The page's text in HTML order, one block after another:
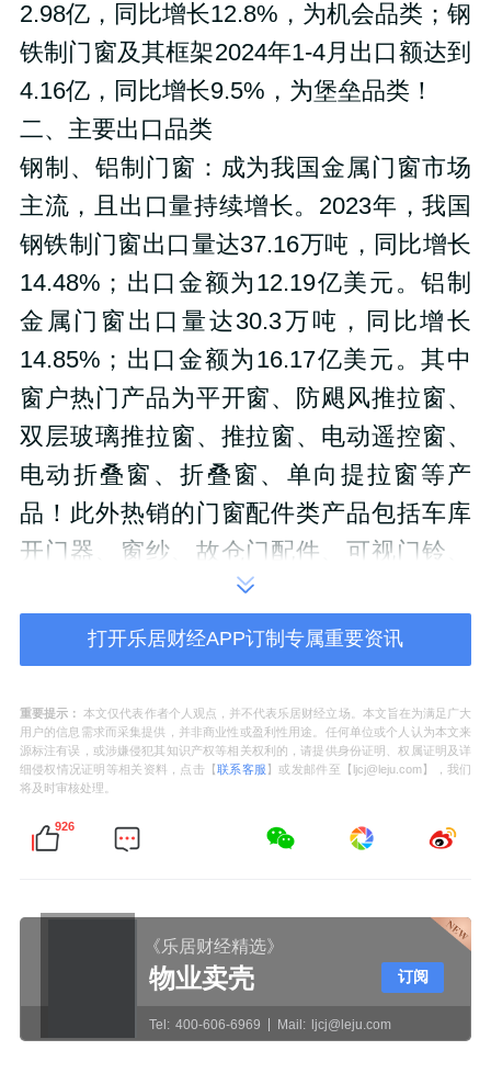
2.98亿，同比增长12.8%，为机会品类；钢
铁制门窗及其框架2024年1-4月出口额达到
4.16亿，同比增长9.5%，为堡垒品类！
二、主要出口品类
钢制、铝制门窗： 成为我国金属门窗市场
主流，且出口量持续增长。2023年，我国
钢铁制门窗出口量达37.16万吨，同比增长
14.48%；出口金额为12.19亿美元。铝制
金属门窗出口量达30.3万吨，同比增长
14.85%；出口金额为16.17亿美元。其中
窗户热门产品为平开窗、防飓风推拉窗、
双层玻璃推拉窗、推拉窗、电动遥控窗、
电动折叠窗、折叠窗、单向提拉窗等产
品！此外热销的门窗配件类产品包括车库
开门器、窗纱、故仓门配件、可视门铃、
门锁、铰链、防蝇纱门、门锁等配件！
其他品类： 包括木制门窗、塑钢门窗等，
也在国际市场上占有一定的份额。特别是
木制门窗，以其独特的质感和环保性能，
受到部分国外消费者的喜爱。
三、出口企业表现
重点企业：
、 森鹰窗业
等，在
门窗出口方面表现出色。海螺新材2023年
长21.87%；墨瑟门窗2023年销售额已经超
17.2亿的企业，外贸出口额也已经达数亿
元；森鹰窗业虽然主营产品以木窗为主，
打开乐居财经APP订制专属重要资讯
重要提示： 本文仅代表作者个人观点，并不代表乐居财经立场。本文旨在为满足广大
用户的信息需求而采集提供，并非商业性或盈利性用途。任何单位或个人认为本文来
源标注有误，或涉嫌侵犯其知识产权等相关权利的，请提供身份证明、权属证明及详
细侵权情况证明等相关资料，点击【联系客服 】或发邮件至【ljcj@leju.com】，我们
将及时审核处理。
926
《乐居财经精选》
物业卖壳
Tel: 400-606-6969 Mail: ljcj@leju.com
订阅